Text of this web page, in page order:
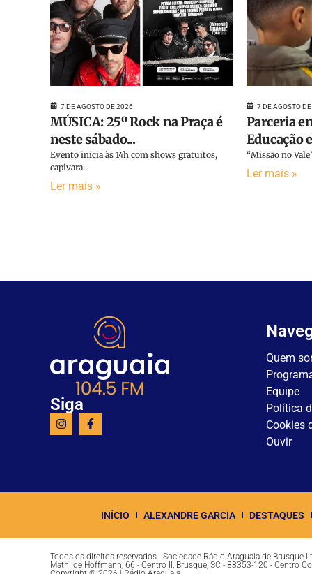
7 DE AGOSTO DE 2026
MÚSICA: 25º Rock na Praça é
neste sábado...
Evento inicia às 14h com shows gratuitos,
capivara...
Ler mais »
7 DE AGOSTO
Parceria
Educação
“Missão no
Ler mais »
Siga
Quem
Equipe
Política
Cookies
Ouvir
INÍCIO ALEXANDRE GARCIA DESTAQUES
Todos os direitos reservados - Sociedade Rádio Araguaia de Brusque
Mathilde Hoffmann, 66 - Centro II, Brusque, SC - 88353-120 - Centro